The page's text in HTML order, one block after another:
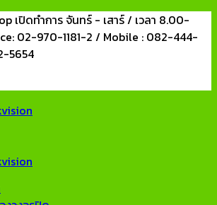
เปิดทำการ จันทร์ - เสาร์ / เวลา 8.00-
02-970-1181-2 / Mobile : 082-444-
5654